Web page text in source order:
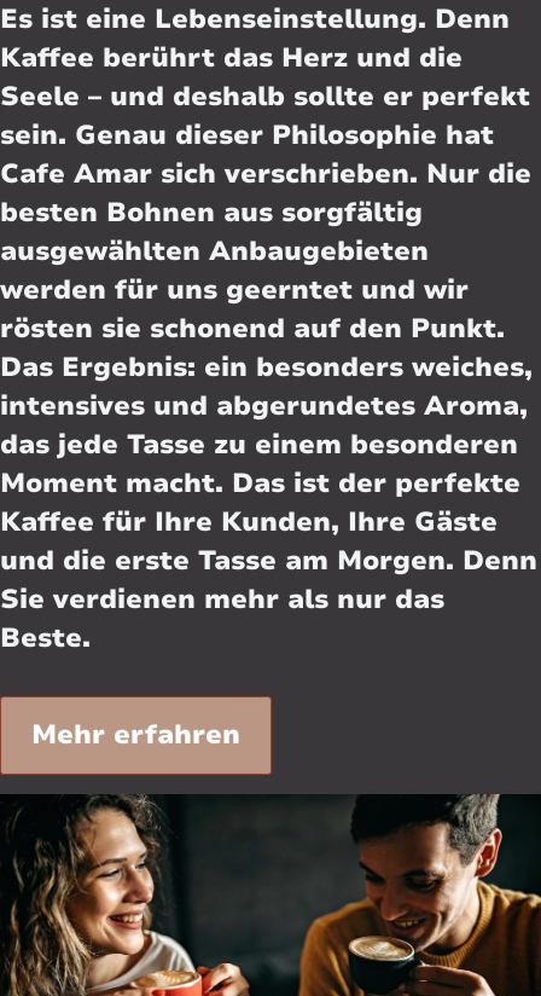
Es ist eine Lebenseinstellung. Denn
Kaffee berührt das Herz und die
Seele – und deshalb sollte er perfekt
sein. Genau dieser Philosophie hat
Cafe Amar sich verschrieben. Nur die
besten Bohnen aus sorgfältig
ausgewählten Anbaugebieten
werden für uns geerntet und wir
rösten sie schonend auf den Punkt.
Das Ergebnis: ein besonders weiches,
intensives und abgerundetes Aroma,
das jede Tasse zu einem besonderen
Moment macht. Das ist der perfekte
Kaffee für Ihre Kunden, Ihre Gäste
und die erste Tasse am Morgen. Denn
Sie verdienen mehr als nur das
Beste.
Mehr erfahren